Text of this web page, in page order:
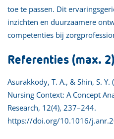
toe te passen. Dit
inzichten en duurzaamere
competenties bij
Referenties (max.
Asurakkody, T. A., & Shin, S.
Nursing Context: A Concept
Research, 12(4), 237–244.
https://doi.org/10.1016/